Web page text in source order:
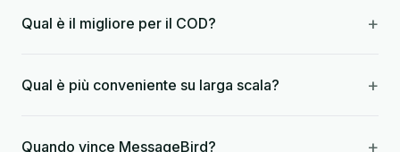
Qual è il migliore per il COD? +
Qual è più conveniente su larga scala? +
Quando vince MessageBird? +